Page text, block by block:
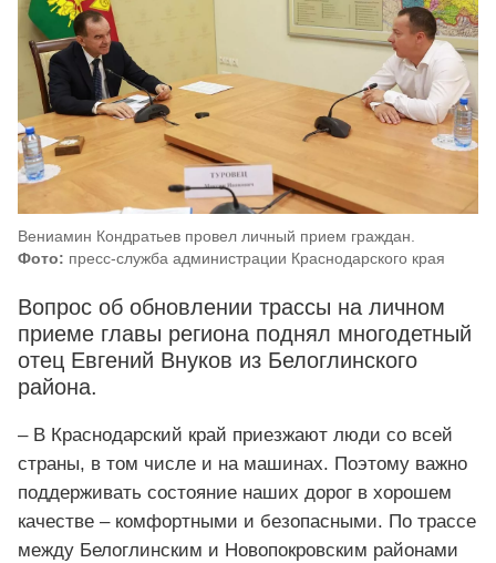
Вениамин Кондратьев провел личный прием граждан.
Фото: пресс-служба администрации Краснодарского края
Вопрос об обновлении трассы на личном
приеме главы региона поднял многодетный
отец Евгений Внуков из Белоглинского
района.
– В Краснодарский край приезжают люди со всей
страны, в том числе и на машинах. Поэтому важно
поддерживать состояние наших дорог в хорошем
качестве – комфортными и безопасными. По трассе
между Белоглинским и Новопокровским районами